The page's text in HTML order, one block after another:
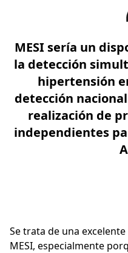
MESI sería un
la detección
hipertensión
detección
realización de
independientes
Se trata de una
MESI, especialmente